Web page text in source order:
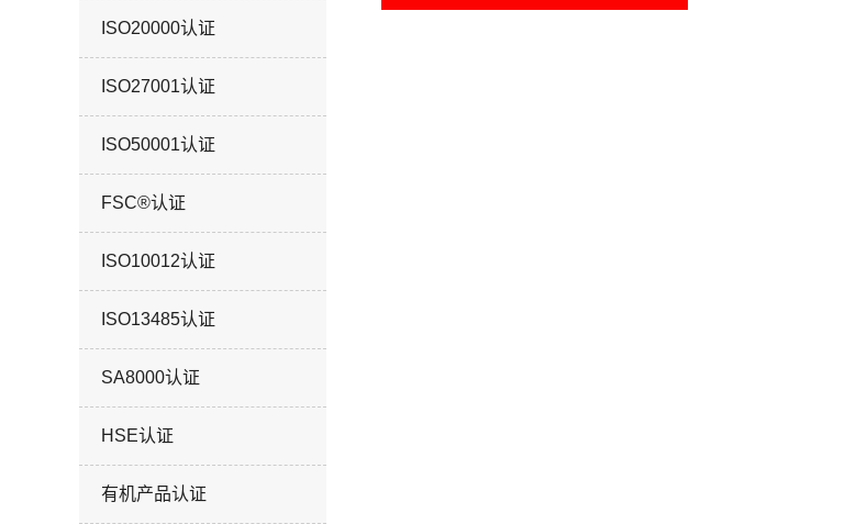
ISO20000认证
ISO27001认证
ISO50001认证
FSC®认证
ISO10012认证
ISO13485认证
SA8000认证
HSE认证
有机产品认证